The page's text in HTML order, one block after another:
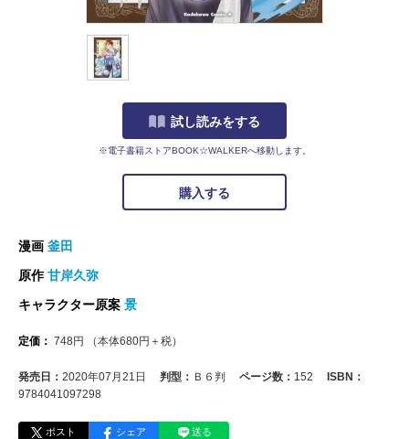
試し読みをする
※電子書籍ストアBOOK☆WALKERへ移動します。
購入する
漫画 釜田
原作甘岸久弥
キャラクター原案 景
定価： 748円 （本体680円＋税）
発売日： 2020年07月21日 判型： Ｂ６判 ページ数： 152
ISBN：
9784041097298
ポスト シェア 送る